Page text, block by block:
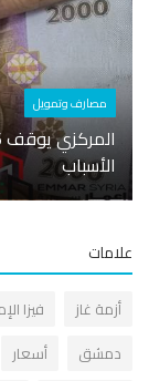
مصارف وتمويل
الأسباب
غاز فيزا الإمارات
أسعار